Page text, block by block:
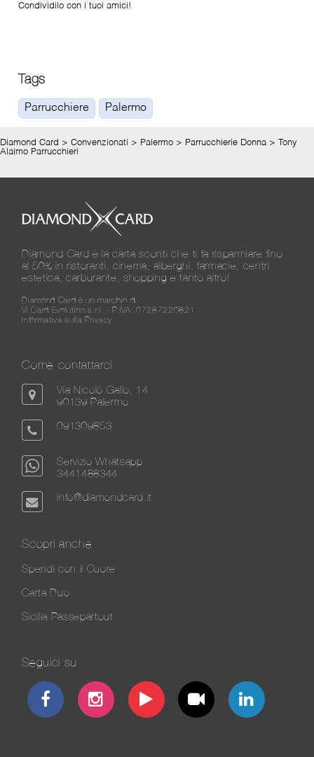
Condividilo con i tuoi amici!
Tags
Parrucchiere Palermo
Diamond Card > Convenzionati > Palermo > Parrucchierie Donna >
Tony
Alaimo Parrucchieri
Diamond Card è la carta sconti che ti fa risparmiare fino
al 50% in ristoranti, cinema, alberghi, farmacie, centri
estetica, carburante, shopping e tanto altro!
Diamond Card è un marchio di
Vi.Card Evolution s.r.l. - P.IVA: 07287220821
Informativa sulla Privacy
Come contattarci
Via Nicolò Gallo, 14
90139 Palermo
091309853
Servizio Whatsapp
3441488344
info@diamondcard.it
Scopri anche
Spendi con il Cuore
Carta Duo
Sicilia Passepartout
Seguici su